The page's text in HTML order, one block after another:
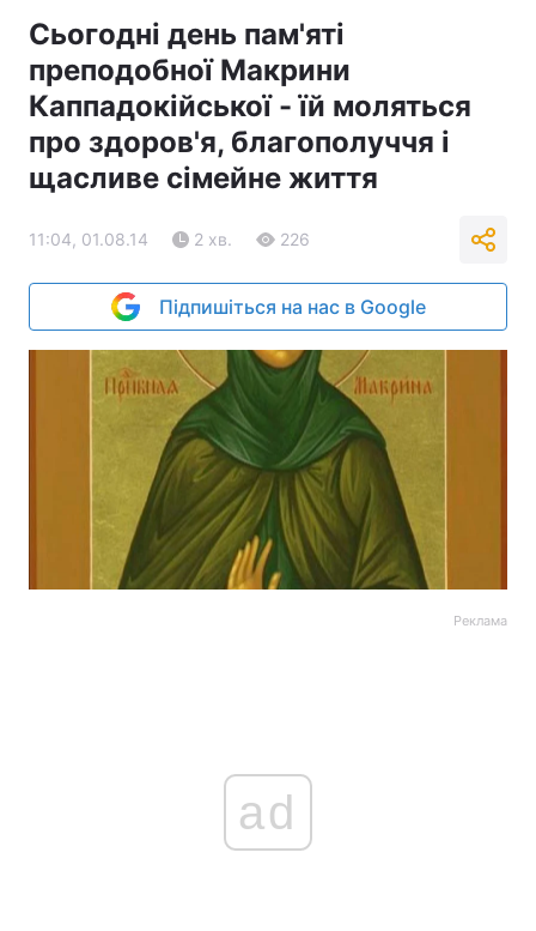
Сьогодні день пам'яті
преподобної Макрини
Каппадокійської - їй моляться
про здоров'я, благополуччя і
щасливе сімейне життя
11:04, 01.08.14 2 хв. 226
Підпишіться на нас в Google
Реклама
ad